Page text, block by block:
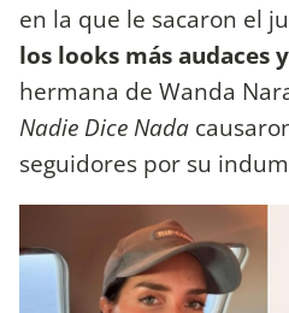
en la que le sacaron el
los looks más audaces
hermana de Wanda
Nadie Dice Nada
seguidores por su